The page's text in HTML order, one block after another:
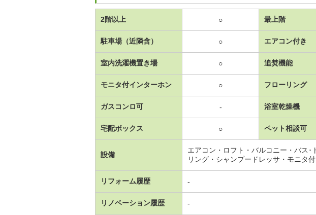
2階以上 ○ 最上階
駐車場（近隣含） ○ エアコン付き
室内洗濯機置き場 ○ 追焚機能
モニタ付インターホン ○ フローリング
ガスコンロ可 - 浴室乾燥機
宅配ボックス ○ ペット相談可
設備
エアコン・ロフト・バルコニー・バス
リング・シャンプードレッサ・モニタ
リフォーム履歴 -
リノベーション履歴 -